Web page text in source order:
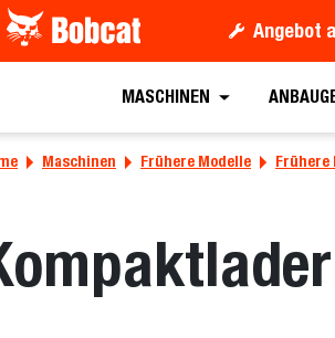
Angebot
MASCHINEN
Maschinen Frühere Modelle Frühere